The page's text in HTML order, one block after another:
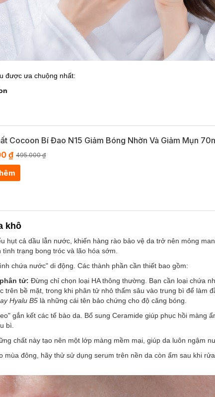
được ưa chuộng nhất:
Cocoon Bí Đao N15 Giảm Bóng Nhờn Và Giảm Mụn
₫ 495.000 ₫
khô
hụt cả dầu lẫn nước, khiến hàng rào bảo vệ da trở nên mỏng
trạng bong tróc và lão hóa sớm.
chứa nước" di động. Các thành phần cần thiết bao gồm:
tử: Đừng chỉ chọn loại HA thông thường. Bạn cần loại chứa
trên bề mặt, trong khi phân tử nhỏ thấm sâu vào trung bì để làm
Hyalu B5 là những cái tên bảo chứng cho độ căng bóng.
gắn kết các tế bào da. Bổ sung Ceramide giúp phục hồi màng
bì.
chất này tạo nên một lớp màng mềm mại, giúp da luôn ngậm
mùa đông, hãy thử sử dụng serum trên nền da còn ẩm sau khi